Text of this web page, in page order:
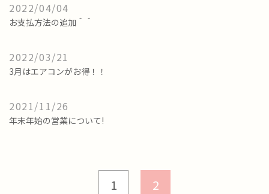
2022/04/04
お支払方法の追加＾＾
2022/03/21
3月はエアコンがお得！！
2021/11/26
年末年始の営業について!
1 2